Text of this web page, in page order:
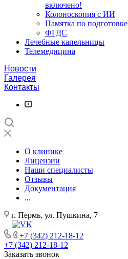
включено!
Колоноскопия с ИИ
Памятка по подготовке
ФГДС
Лечебные капельницы
Телемедицина
Новости
Галерея
Контакты
О клинике
Лицензии
Наши специалисты
Отзывы
Документация
...
г. Пермь, ул. Пушкина, 7
+7 (342) 212-18-12
+7 (342) 212-18-12
Заказать звонок